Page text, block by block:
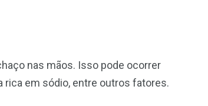
nas mãos. Isso pode ocorrer
rica em sódio, entre outros fatores.